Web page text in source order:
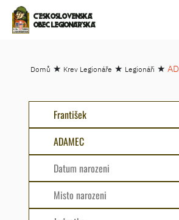
ČESKOSLOVENSKÁ
OBEC LEGIONÁŘSKÁ
Domů ★ Krev Legionáře ★ Legionáři ★